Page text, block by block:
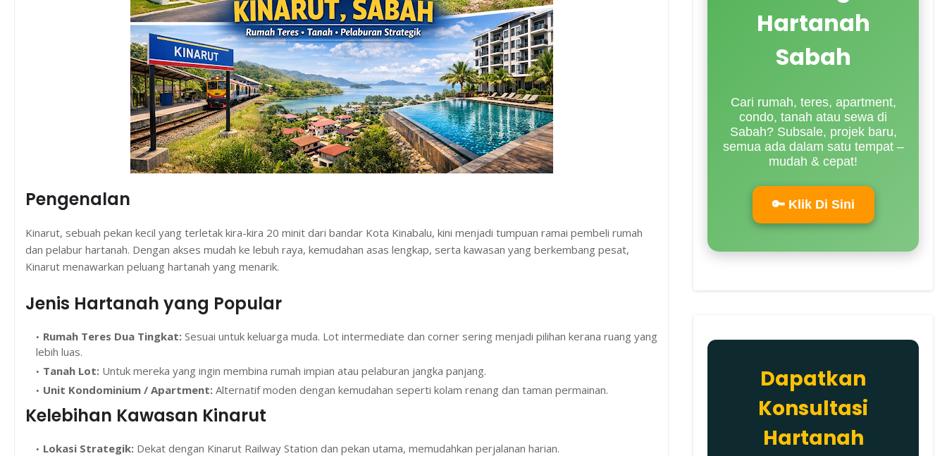
Pengenalan
Kinarut, sebuah pekan kecil yang terletak kira-kira 20 minit dari bandar Kota Kinabalu, kini menjadi tumpuan ramai pembeli rumah
dan pelabur hartanah. Dengan akses mudah ke lebuh raya, kemudahan asas lengkap, serta kawasan yang berkembang pesat,
Kinarut menawarkan peluang hartanah yang menarik.
Jenis Hartanah yang Popular
Rumah Teres Dua Tingkat: Sesuai untuk keluarga muda. Lot intermediate dan corner sering menjadi pilihan kerana ruang yang
lebih luas.
Tanah Lot: Untuk mereka yang ingin membina rumah impian atau pelaburan jangka panjang.
Unit Kondominium / Apartment: Alternatif moden dengan kemudahan seperti kolam renang dan taman permainan.
Kelebihan Kawasan Kinarut
Lokasi Strategik: Dekat dengan Kinarut Railway Station dan pekan utama, memudahkan perjalanan harian.
Hartanah
Sabah
Cari rumah, teres, apartment,
condo, tanah atau sewa di
Sabah? Subsale, projek baru,
semua ada dalam satu tempat –
mudah & cepat!
🔑 Klik Di Sini
Dapatkan
Konsultasi
Hartanah